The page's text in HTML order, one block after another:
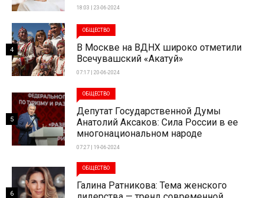
18:03 | 23-06-2024
ОБЩЕСТВО
В Москве на ВДНХ широко отметили
Всечувашский «Акатуй»
07:17 | 20-06-2024
4
ОБЩЕСТВО
Депутат Государственной Думы
Анатолий Аксаков: Сила России в ее
многонациональном народе
07:27 | 19-06-2024
5
ОБЩЕСТВО
Галина Ратникова: Тема женского
6